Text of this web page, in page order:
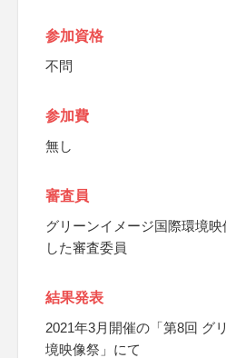
参加資格
不問
参加費
無し
審査員
グリーンイメージ国際環境
した審査委員
結果発表
2021年3月開催の「第8回 グ
境映像祭」にて